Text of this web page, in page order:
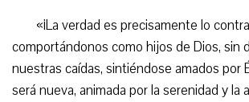
«¡La verdad es precisamente lo
comportándonos como hijos de Dios, sin
nuestras caídas, sintiéndose amados por
será nueva, animada por la serenidad y la